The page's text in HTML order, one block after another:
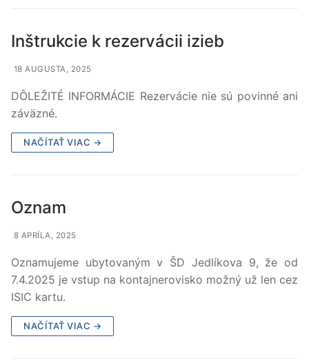
Inštrukcie k rezervácii izieb
18 AUGUSTA, 2025
DÔLEŽITÉ INFORMÁCIE Rezervácie nie sú povinné ani
záväzné.
NAČÍTAŤ VIAC →
Oznam
8 APRÍLA, 2025
Oznamujeme ubytovaným v ŠD Jedlíkova 9, že od
7.4.2025 je vstup na kontajnerovisko možný už len cez
ISIC kartu.
NAČÍTAŤ VIAC →